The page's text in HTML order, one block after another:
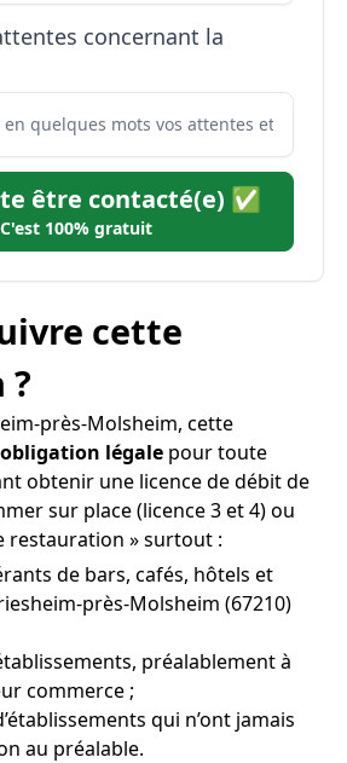
concernant la
être contacté(e) ✅
C'est 100% gratuit
cette
près-Molsheim, cette
obligation légale pour toute
obtenir une licence de débit de
sur place (licence 3 et 4) ou
restauration » surtout :
de bars, cafés, hôtels et
près-Molsheim (67210)
préalablement à
commerce ;
qui n’ont jamais
au préalable.